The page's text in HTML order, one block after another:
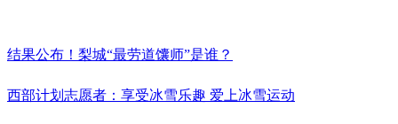
结果公布！梨城“最劳道馕师”是谁？
西部计划志愿者：享受冰雪乐趣 爱上冰雪运动